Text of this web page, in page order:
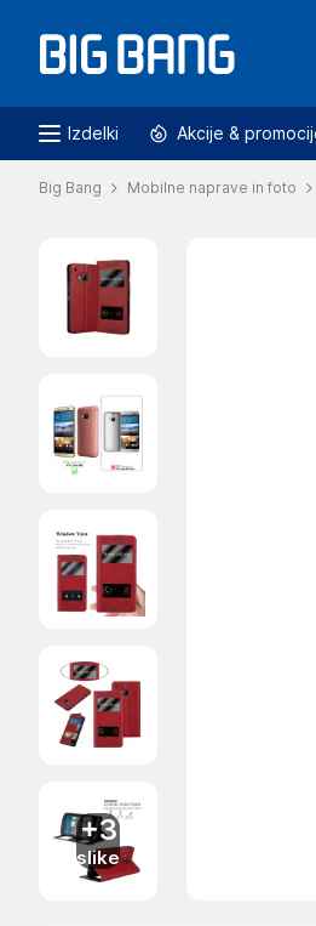
Izdelki Akcije &
Big Bang Mobilne naprave in foto
+3
slike